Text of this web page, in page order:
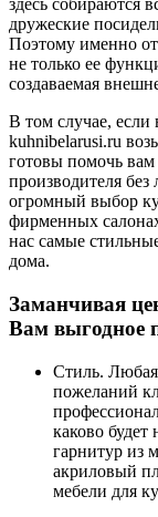
здесь собираются
дружеские
Поэтому именно от
не только ее
создаваемая
В том случае, если
kuhnibelarusi.ru
готовы помочь вам
производителя
огромный выбор
фирменных
нас самые
дома.
Заманчивая
Вам выгодное
Стиль. Любая
пожеланий
каково
гарнитур из
акриловый
мебели для